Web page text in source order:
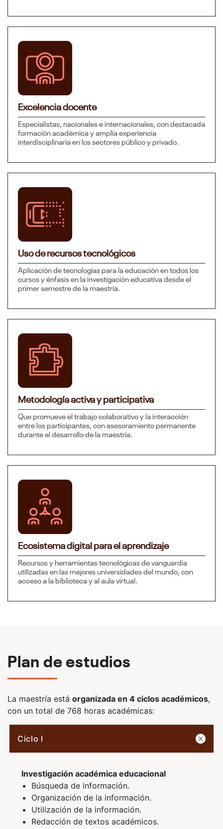
Excelencia docente
Especialistas, nacionales e internacionales, con destacada
formación académica y amplia experiencia
interdisciplinaria en los sectores público y privado.
Uso de recursos tecnológicos
Aplicación de tecnologías para la educación en todos los
cursos y énfasis en la investigación educativa desde el
primer semestre de la maestría.
Metodología activa y participativa
Que promueve el trabajo colaborativo y la interacción
entre los participantes, con asesoramiento permanente
durante el desarrollo de la maestría.
Ecosistema digital para el aprendizaje
Recursos y herramientas tecnológicas de vanguardia
utilizadas en las mejores universidades del mundo, con
acceso a la biblioteca y al aula virtual.
Plan de estudios
La maestría está organizada en 4 ciclos académicos,
con un total de 768 horas académicas:
Ciclo I
Investigación académica educacional
Búsqueda de información.
Organización de la información.
Utilización de la información.
Redacción de textos académicos.